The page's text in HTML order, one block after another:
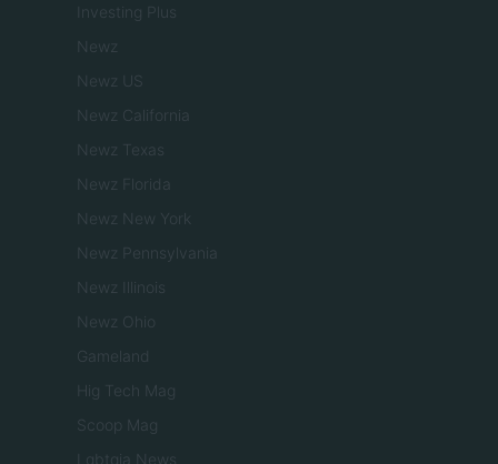
Investing Plus
Newz
Newz US
Newz California
Newz Texas
Newz Florida
Newz New York
Newz Pennsylvania
Newz Illinois
Newz Ohio
Gameland
Hig Tech Mag
Scoop Mag
Lgbtqia News